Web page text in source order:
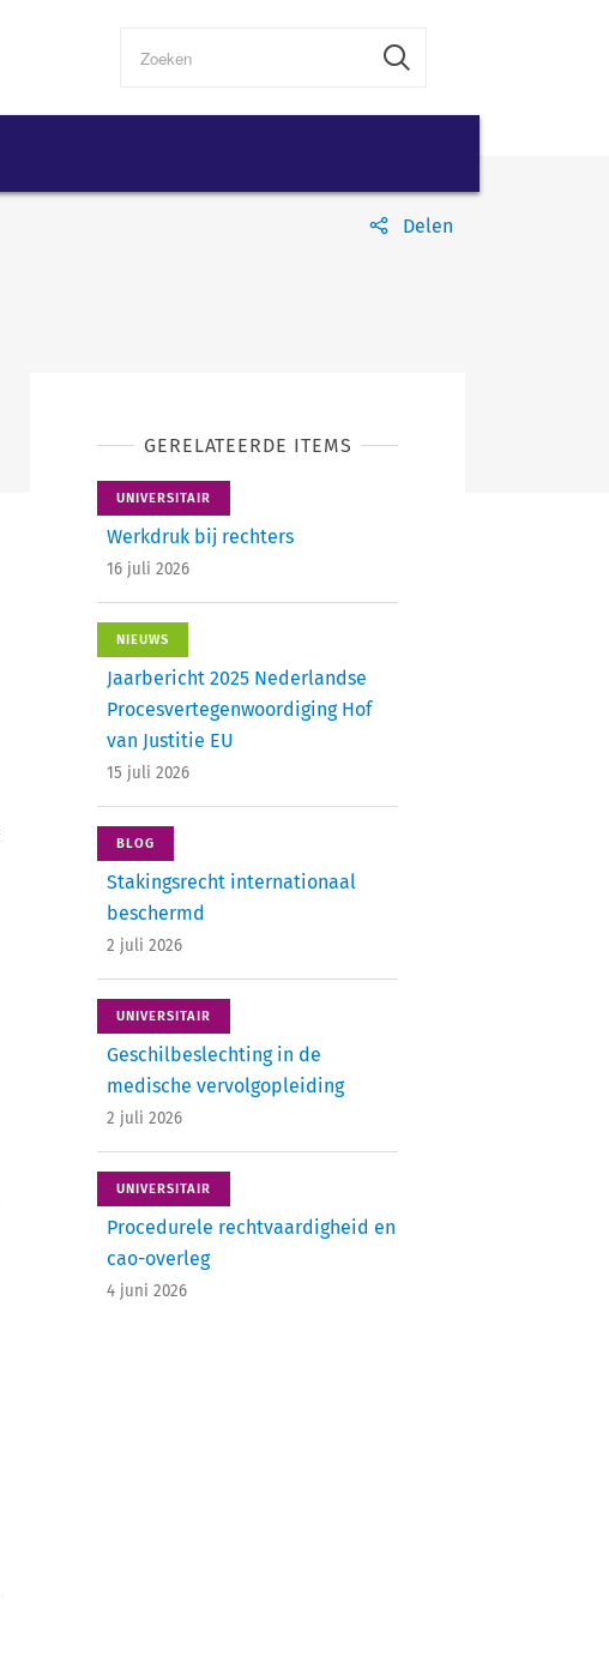
Delen
GERELATEERDE ITEMS
UNIVERSITAIR
Werkdruk bij rechters
16 juli 2026
NIEUWS
Jaarbericht 2025 Nederlandse
Procesvertegenwoordiging Hof
van Justitie EU
15 juli 2026
BLOG
Stakingsrecht ­internationaal
beschermd
2 juli 2026
UNIVERSITAIR
Geschilbeslechting in de
medische vervolgopleiding
2 juli 2026
UNIVERSITAIR
Procedurele rechtvaardigheid en
cao-overleg
4 juni 2026